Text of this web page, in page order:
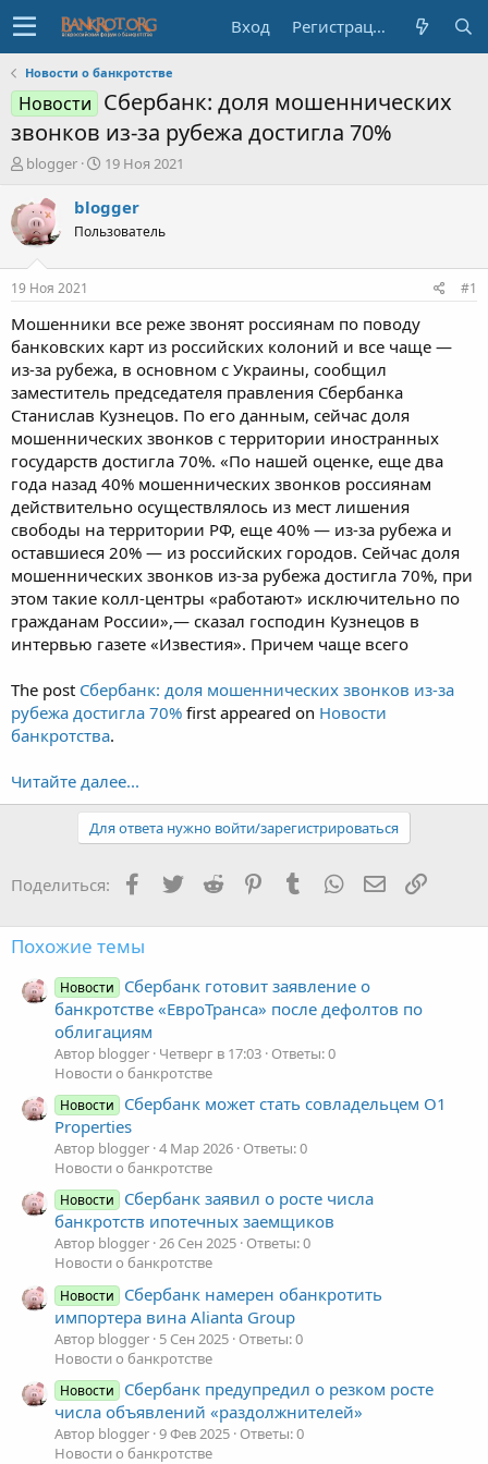
Вход Регистрация
Новости о банкротстве
Новости Сбербанк: доля мошеннических
звонков из-за рубежа достигла 70%
А
т
о
р
е
м
ы
blogger
Д
т
а
н
л
19 Ноя 2021
blogger
Пользователь
19 Ноя 2021 #1
Мошенники все реже звонят россиянам по поводу
банковских карт из российских колоний и все чаще —
из-за рубежа, в основном с Украины, сообщил
заместитель председателя правления Сбербанка
Станислав Кузнецов. По его данным, сейчас доля
мошеннических звонков с территории иностранных
государств достигла 70%. «По нашей оценке, еще два
года назад 40% мошеннических звонков россиянам
действительно осуществлялось из мест лишения
свободы на территории РФ, еще 40% — из-за рубежа и
оставшиеся 20% — из российских городов. Сейчас доля
мошеннических звонков из-за рубежа достигла 70%, при
этом такие колл-центры «работают» исключительно по
гражданам России»,— сказал господин Кузнецов в
интервью газете «Известия». Причем чаще всего
The post Сбербанк: доля мошеннических звонков из-за
рубежа достигла 70% first appeared on Новости
банкротства.
Читайте далее...
Для ответа нужно войти/зарегистрироваться
Поделиться: Facebook
TwitterReddit PinterestTumblr WhatsApp Ссылка
Похожие темы
Новости
Сбербанк готовит заявление о
банкротстве «ЕвроТранса» после дефолтов по
облигациям
Автор blogger Четверг в 17:03 Ответы: 0
Новости о банкротстве
Новости
Сбербанк может стать совладельцем O1
Properties
Автор blogger 4 Мар 2026 Ответы: 0
Новости о банкротстве
Новости
Сбербанк заявил о росте числа
банкротств ипотечных заемщиков
Автор blogger 26 Сен 2025 Ответы: 0
Новости о банкротстве
Новости
Сбербанк намерен обанкротить
импортера вина Alianta Group
Автор blogger 5 Сен 2025 Ответы: 0
Новости о банкротстве
Новости
Сбербанк предупредил о резком росте
числа объявлений «раздолжнителей»
Автор blogger 9 Фев 2025 Ответы: 0
Новости о банкротстве